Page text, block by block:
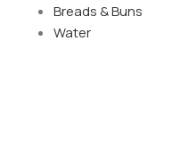
Breads & Buns
Water